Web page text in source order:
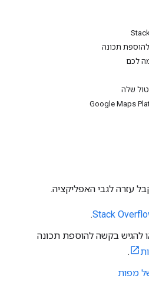
תכונה
לכם
שלה
עזרה לגבי האפליקציה.
Stack
.
להגיש בקשה להוספת תכונה
.
מפות